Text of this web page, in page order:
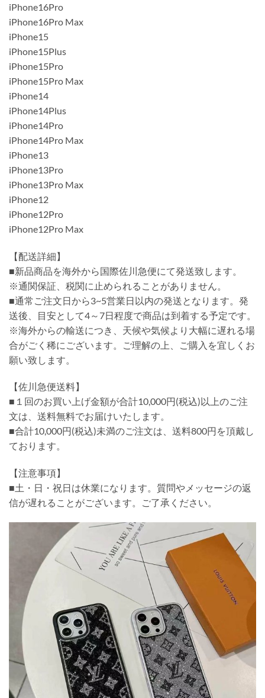
iPhone16Pro
iPhone16Pro Max
iPhone15
iPhone15Plus
iPhone15Pro
iPhone15Pro Max
iPhone14
iPhone14Plus
iPhone14Pro
iPhone14Pro Max
iPhone13
iPhone13Pro
iPhone13Pro Max
iPhone12
iPhone12Pro
iPhone12Pro Max
【配送詳細】
■新品商品を海外から国際佐川急便にて発送致します。
※通関保証、税関に止められることがありません。
■通常ご注文日から3~5営業日以内の発送となります。発
送後、目安として4～7日程度で商品は到着する予定です。
※海外からの輸送につき、天候や気候より大幅に遅れる場
合がごく稀にございます。ご理解の上、ご購入を宜しくお
願い致します。
【佐川急便送料】
■１回のお買い上げ金額が合計10,000円(税込)以上のご注
文は、送料無料でお届けいたします。
■合計10,000円(税込)未満のご注文は、送料800円を頂戴し
ております。
【注意事項】
■土・日・祝日は休業になります。質問やメッセージの返
信が遅れることがございます。ご了承ください。